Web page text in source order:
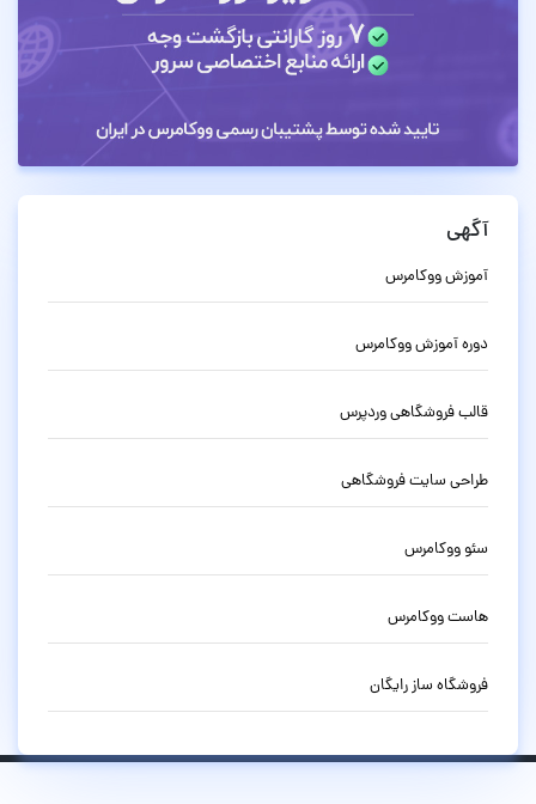
آگهی
آموزش ووکامرس
دوره آموزش ووکامرس
قالب فروشگاهی وردپرس
طراحی سایت فروشگاهی
سئو ووکامرس
هاست ووکامرس
فروشگاه ساز رایگان